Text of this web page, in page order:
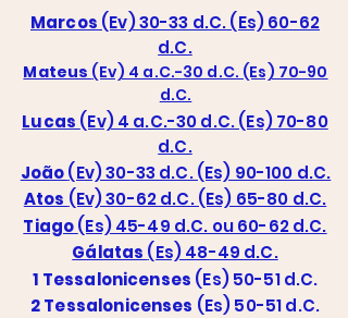
Marcos (Ev) 30-33 d.C. (Es) 60-62
d.C.
Mateus (Ev) 4 a.C.-30 d.C. (Es) 70-90
d.C.
Lucas (Ev) 4 a.C.-30 d.C. (Es) 70-80
d.C.
João(Ev) 30-33 d.C. (Es) 90-100 d.C.
Atos (Ev) 30-62 d.C. (Es) 65-80 d.C.
Tiago(Es) 45-49 d.C. ou 60-62 d.C.
Gálatas (Es) 48-49 d.C.
1 Tessalonicenses (Es) 50-51 d.C.
2 Tessalonicenses (Es) 50-51 d.C.